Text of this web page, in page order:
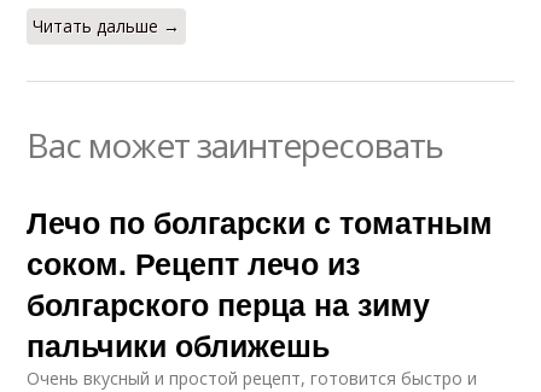
Читать дальше →
Вас может заинтересовать
Лечо по болгарски с томатным
соком. Рецепт лечо из
болгарского перца на зиму
пальчики оближешь
Очень вкусный и простой рецепт, готовится быстро и